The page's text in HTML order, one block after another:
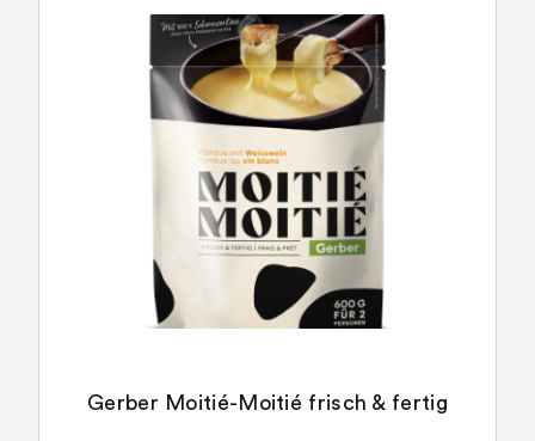
Gerber Moitié-Moitié frisch & fertig